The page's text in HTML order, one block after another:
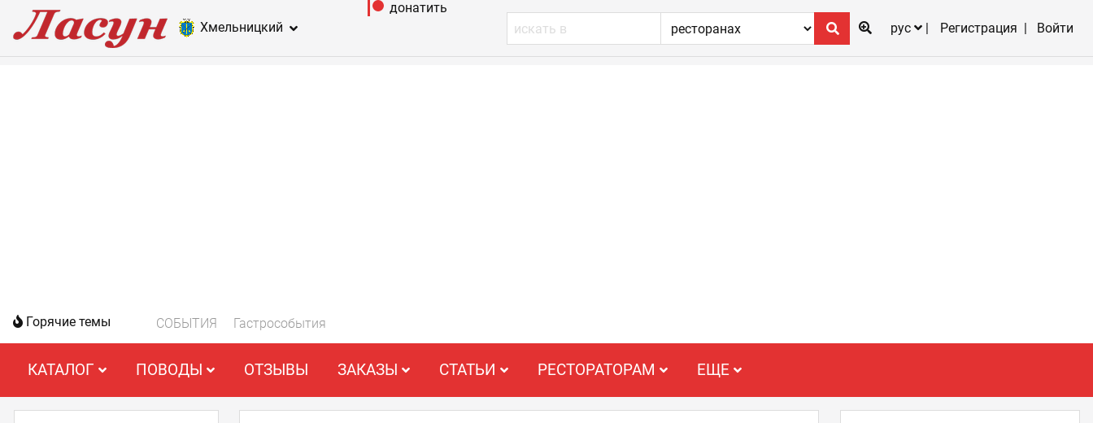
Хмельницкий
донатить
рус
Регистрация Войти
Горячие темы СОБЫТИЯ Гастрособытия
КАТАЛОГ ПОВОДЫ ОТЗЫВЫ ЗАКАЗЫ СТАТЬИ РЕСТОРАТОРАМ ЕЩЕ